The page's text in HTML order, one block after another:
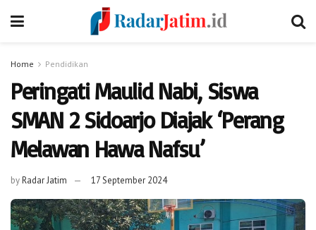
Home Pendidikan
Peringati Maulid Nabi, Siswa
SMAN 2 Sidoarjo Diajak ‘Perang
Melawan Hawa Nafsu’
byRadar Jatim 17 September 2024